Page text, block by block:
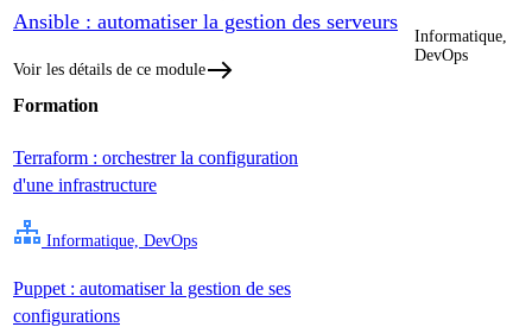
Ansible : automatiser la gestion des serveurs
Voir les détails de ce module
Informatique,
DevOps
Formation
Terraform : orchestrer la configuration
d'une infrastructure
Informatique, DevOps
Puppet : automatiser la gestion de ses
configurations